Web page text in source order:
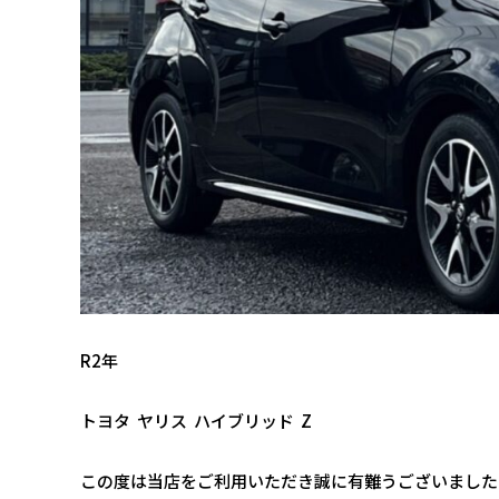
R2年
トヨタ ヤリス ハイブリッド Z
この度は当店をご利用いただき誠に有難うございまし